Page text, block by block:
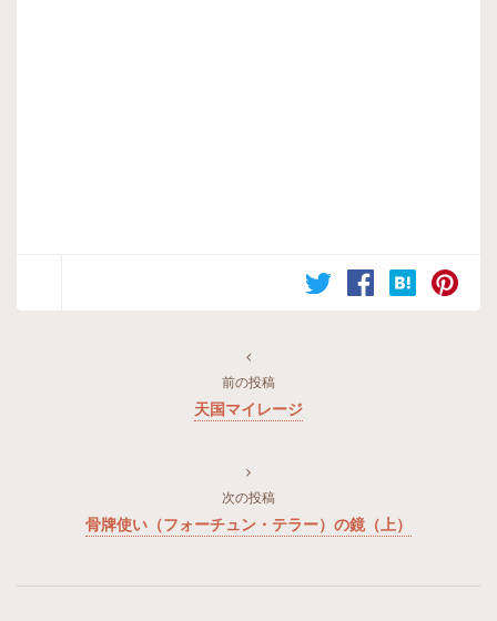
前の投稿
天国マイレージ
次の投稿
骨牌使い（フォーチュン・テラー）の鏡（上）